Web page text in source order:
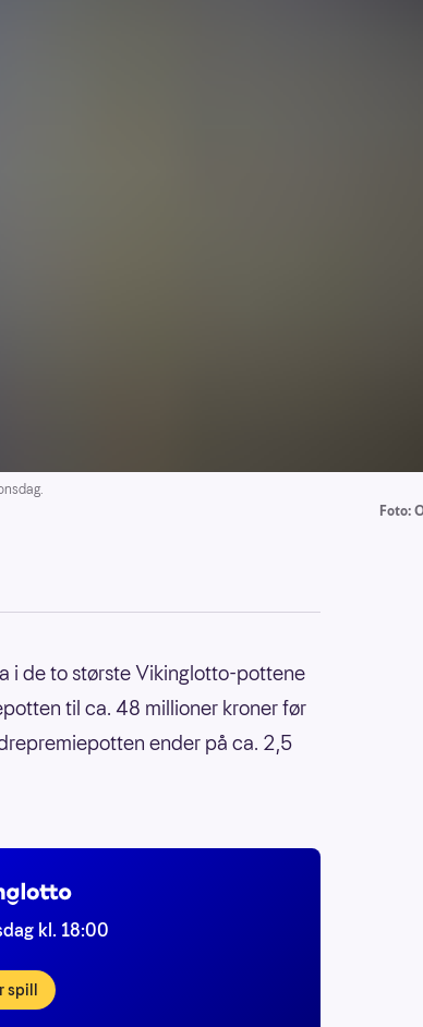
Foto:
i de to største Vikinglotto-pottene
til ca. 48 millioner kroner før
ender på ca. 2,5
kl. 18:00
spill